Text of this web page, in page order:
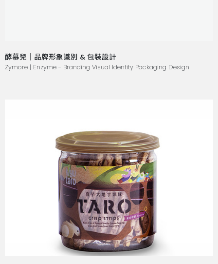
酵慕兒｜品牌形象識別 & 包裝設計
Zymore | Enzyme - Branding Visual Identity Packaging Design